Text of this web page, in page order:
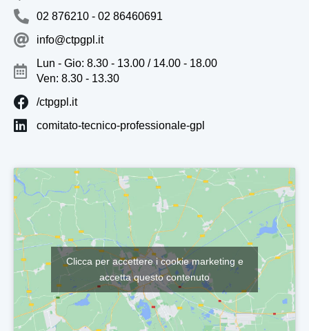
02 876210 - 02 86460691
info@ctpgpl.it
Lun - Gio: 8.30 - 13.00 / 14.00 - 18.00
Ven: 8.30 - 13.30
/ctpgpl.it
comitato-tecnico-professionale-gpl
Clicca per accettere i cookie marketing e
accetta questo contenuto